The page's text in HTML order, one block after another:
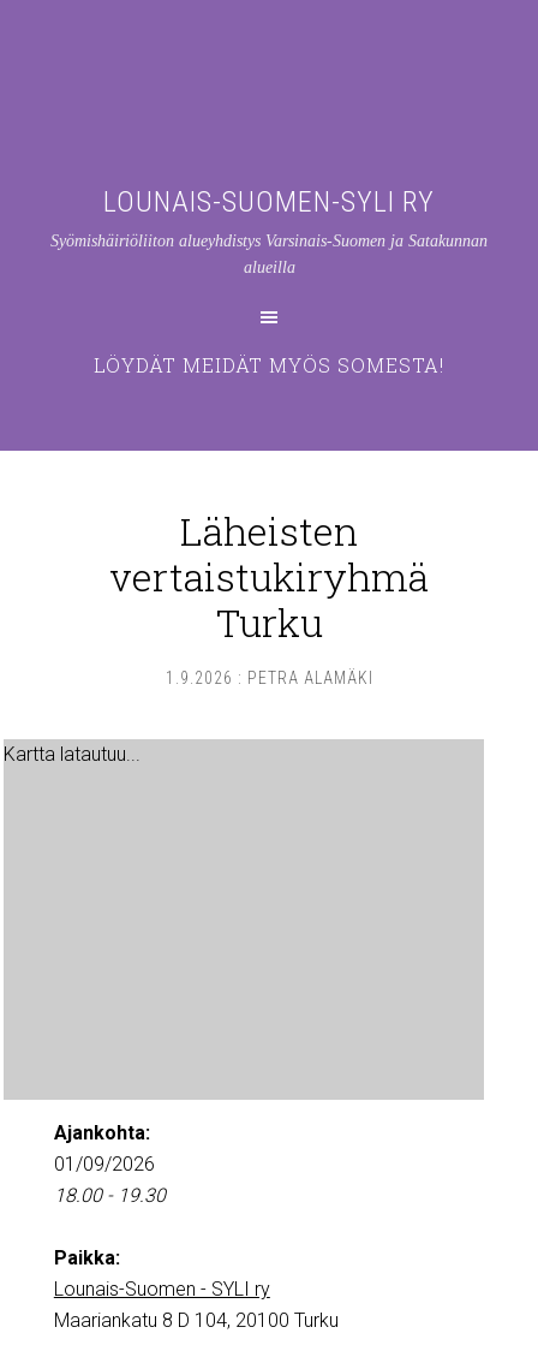
LOUNAIS-SUOMEN-SYLI RY
Syömishäiriöliiton alueyhdistys Varsinais-Suomen ja Satakunnan
alueilla
LÖYDÄT MEIDÄT MYÖS SOMESTA!
Läheisten
vertaistukiryhmä
Turku
1.9.2026 : PETRA ALAMÄKI
Kartta latautuu...
Ajankohta:
01/09/2026
18.00 - 19.30
Paikka:
Lounais-Suomen - SYLI ry
Maariankatu 8 D 104, 20100 Turku